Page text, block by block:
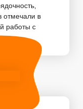
отмечали в
работы с